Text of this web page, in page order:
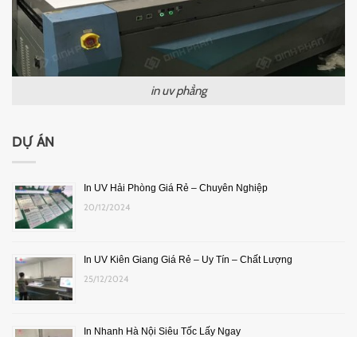
in uv phẳng
DỰ ÁN
In UV Hải Phòng Giá Rẻ – Chuyên Nghiệp
20/12/2024
In UV Kiên Giang Giá Rẻ – Uy Tín – Chất Lượng
25/12/2024
In Nhanh Hà Nội Siêu Tốc Lấy Ngay